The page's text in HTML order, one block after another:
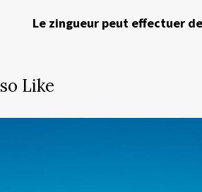
Le zingueur peut effectuer
Like